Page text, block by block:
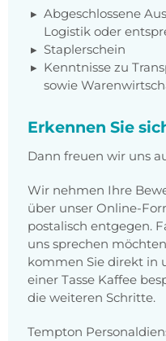
Abgeschlossene
Logistik oder
Staplerschein
Kenntnisse zu
sowie
Erkennen Sie
Dann freuen wir uns
Wir nehmen Ihre
über unser Online-
postalisch entgegen.
uns sprechen
kommen Sie direkt in
einer Tasse Kaffee
die weiteren Schritte.
Tempton